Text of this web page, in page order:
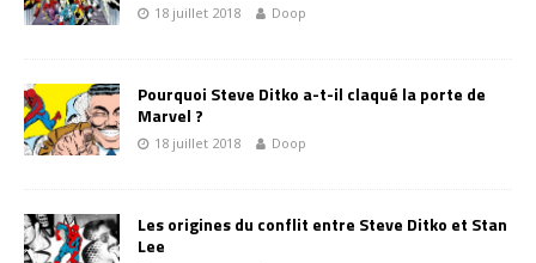
18 juillet 2018 Doop
Pourquoi Steve Ditko a-t-il claqué la porte de
Marvel ?
18 juillet 2018 Doop
Les origines du conflit entre Steve Ditko et Stan
Lee